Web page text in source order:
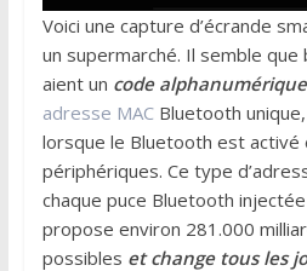
Voici une capture d’écrande
un supermarché. Il semble que
aient un code
adresse MACBluetooth unique,
lorsque le Bluetooth est activé
périphériques. Ce type
chaque puce Bluetooth
propose environ 281.000
possibles et change tous les